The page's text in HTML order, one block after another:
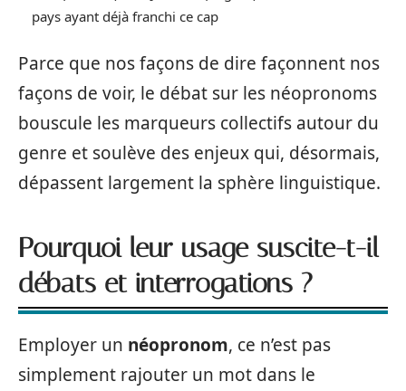
pays ayant déjà franchi ce cap
Parce que nos façons de dire façonnent nos
façons de voir, le débat sur les néopronoms
bouscule les marqueurs collectifs autour du
genre et soulève des enjeux qui, désormais,
dépassent largement la sphère linguistique.
Pourquoi leur usage suscite-t-il
débats et interrogations ?
Employer un néopronom, ce n’est pas
simplement rajouter un mot dans le